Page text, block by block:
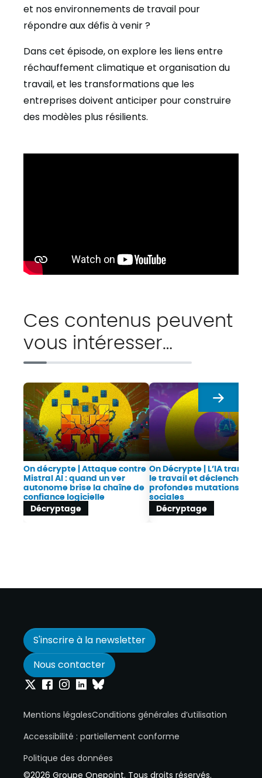
et nos environnements de travail pour
répondre aux défis à venir ?
Dans cet épisode, on explore les liens entre
réchauffement climatique et organisation du
travail, et les transformations que les
entreprises doivent anticiper pour construire
des modèles plus résilients.
Ces contenus peuvent
vous intéresser…
On décrypte | Attaque contre
Mistral AI : quand un ver
autonome brise la chaîne de
confiance logicielle
Décryptage
On Décrypte | L’IA
le travail et déclenche de
profondes mutations
sociales
Décryptage
Suivant
S'inscrire à la newsletter
Nous contacter
Onepoint sur Twitter
Onepoint sur Facebook
Onepoint sur Instagram
Onepoint sur Linkedin
Onepoint sur Bluesky
Mentions légalesConditions générales d’utilisation
Accessibilité : partiellement conforme
Politique des données
©2026 Groupe Onepoint. Tous droits réservés.